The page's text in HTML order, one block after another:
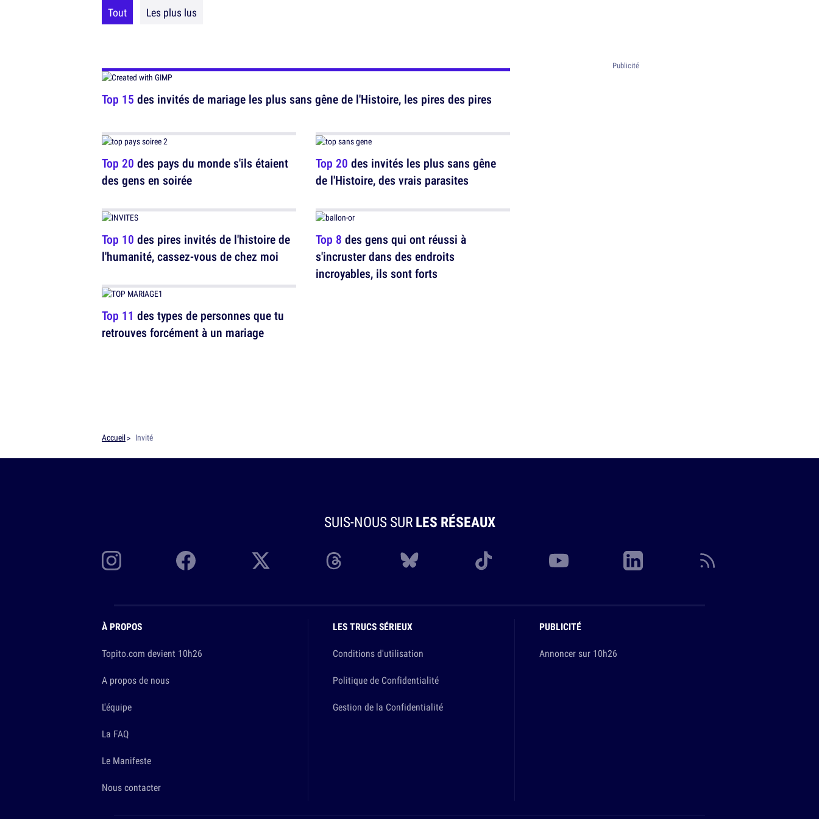
Tout Les plus lus
Top 15 des invités de mariage les plus sans gêne de l'Histoire, les pires des pires
Top 20 des pays du monde s'ils étaient
des gens en soirée
Top 10 des pires invités de l'histoire de
l'humanité, cassez-vous de chez moi
Top 11 des types de personnes que tu
retrouves forcément à un mariage
Top 20 des invités les plus sans gêne
de l'Histoire, des vrais parasites
Top 8 des gens qui ont réussi à
s'incruster dans des endroits
incroyables, ils sont forts
Accueil Invité
SUIS-NOUS SURLES RÉSEAUX
À PROPOS
Topito.com devient 10h26
A propos de nous
L'équipe
La FAQ
Le Manifeste
Nous contacter
LES TRUCS SÉRIEUX
Conditions d'utilisation
Politique de Confidentialité
Gestion de la Confidentialité
PUBLICITÉ
Annoncer sur 10h26